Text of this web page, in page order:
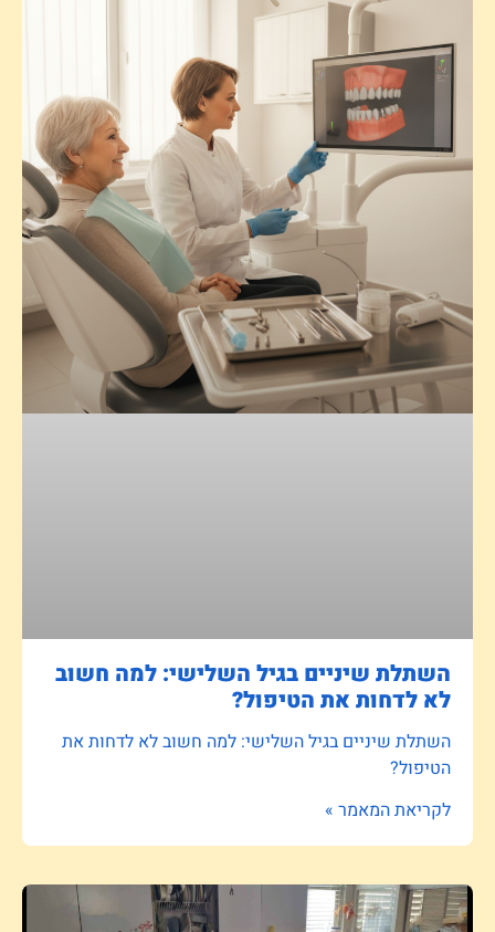
השתלת שיניים בגיל השלישי: למה חשוב
לא לדחות את הטיפול?
השתלת שיניים בגיל השלישי: למה חשוב לא לדחות את
הטיפול?
לקריאת המאמר »